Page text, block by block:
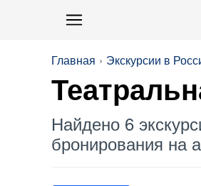
Главная Экскурсии в
Найдено 6
бронирования на